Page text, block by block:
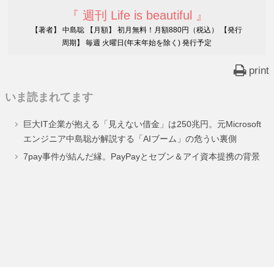
『 週刊 Life is beautiful 』
【著者】 中島聡 【月額】 初月無料！月額880円（税込） 【発行
周期】 毎週 火曜日(年末年始を除く) 発行予定
print
いま読まれてます
巨大IT企業が抱える「見えない借金」は250兆円。元Microsoft
エンジニア中島聡が解説する「AIブーム」の危うい裏側
7pay事件が結んだ縁。PayPayとセブン＆アイ資本提携の背景